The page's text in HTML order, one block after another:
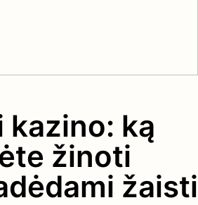
kazino: ką
žinoti
žaisti